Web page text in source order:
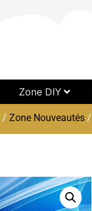
Zone DIY
/ Zone Nouveautés/